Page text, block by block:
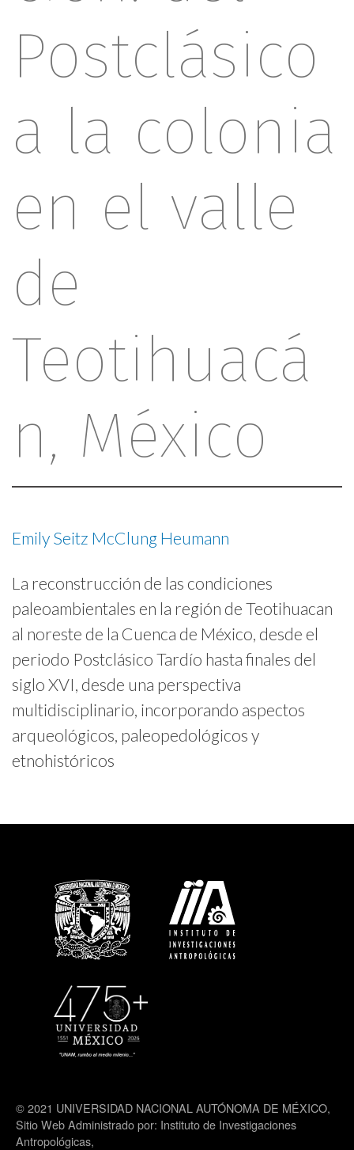
p
r
n
c
a
Postclásico
a la colonia
en el valle
de
Teotihuacá
n, México
Emily Seitz McClung Heumann
La reconstrucción de las condiciones
paleoambientales en la región de Teotihuacan
al noreste de la Cuenca de México, desde el
periodo Postclásico Tardío hasta finales del
siglo XVI, desde una perspectiva
multidisciplinario, incorporando aspectos
arqueológicos, paleopedológicos y
etnohistóricos
© 2021 UNIVERSIDAD NACIONAL AUTÓNOMA DE MÉXICO,
Sitio Web Administrado por: Instituto de Investigaciones
Antropológicas,